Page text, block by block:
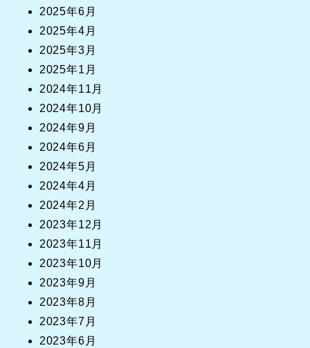
2025年6月
2025年4月
2025年3月
2025年1月
2024年11月
2024年10月
2024年9月
2024年6月
2024年5月
2024年4月
2024年2月
2023年12月
2023年11月
2023年10月
2023年9月
2023年8月
2023年7月
2023年6月